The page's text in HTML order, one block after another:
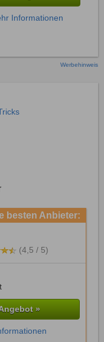
Informationen
Werbehinweis
besten Anbieter:
(4,5 / 5)
»